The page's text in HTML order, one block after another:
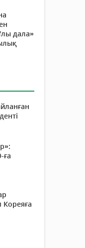
дала»
ға
Кореяға